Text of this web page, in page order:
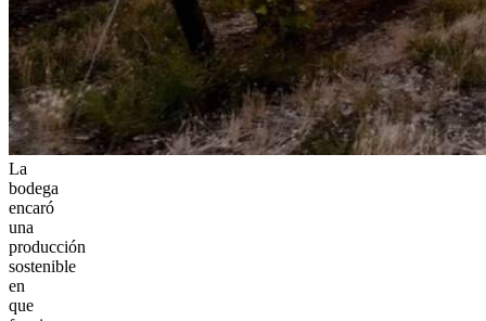
La
bodega
encaró
una
producción
sostenible
en
que